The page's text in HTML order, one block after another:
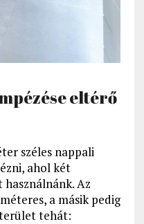
eltérő
széles nappali
ahol két
Az
a másik pedig
tehát: